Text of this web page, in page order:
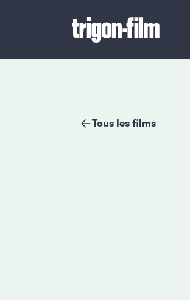
Tous les films